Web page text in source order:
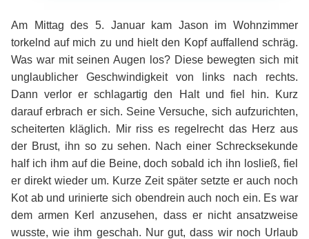
Am Mittag des 5. Januar kam Jason im Wohnzimmer
torkelnd auf mich zu und hielt den Kopf auffallend schräg.
Was war mit seinen Augen los? Diese bewegten sich mit
unglaublicher Geschwindigkeit von links nach rechts.
Dann verlor er schlagartig den Halt und fiel hin. Kurz
darauf erbrach er sich. Seine Versuche, sich aufzurichten,
scheiterten kläglich. Mir riss es regelrecht das Herz aus
der Brust, ihn so zu sehen. Nach einer Schrecksekunde
half ich ihm auf die Beine, doch sobald ich ihn losließ, fiel
er direkt wieder um. Kurze Zeit später setzte er auch noch
Kot ab und urinierte sich obendrein auch noch ein. Es war
dem armen Kerl anzusehen, dass er nicht ansatzweise
wusste, wie ihm geschah. Nur gut, dass wir noch Urlaub